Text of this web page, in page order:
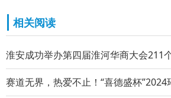
相关阅读
淮安成功举办第四届淮河华商大会211
赛道无界，热爱不止！“喜德盛杯”2024